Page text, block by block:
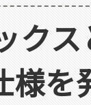
ク
様を